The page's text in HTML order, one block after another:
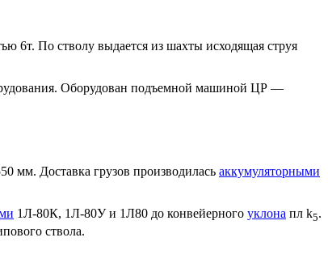
6т. По стволу выдается из шахты исходящая струя
Оборудован подъемной машиной ЦР —
мм. Доставка грузов производилась аккумуляторными
1Л-80К, 1Л-80У и 1Л80 до конвейерного уклона пл k5.
ствола.